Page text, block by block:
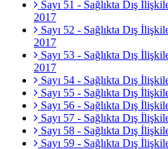
Sayı 51 - Sağlıkta Dış
2017
Sayı 52 - Sağlıkta Dış
2017
Sayı 53 - Sağlıkta Dış
2017
Sayı 54 - Sağlıkta Dış
Sayı 55 - Sağlıkta Dış
Sayı 56 - Sağlıkta Dış
Sayı 57 - Sağlıkta Dış
Sayı 58 - Sağlıkta Dış
Sayı 59 - Sağlıkta Dış